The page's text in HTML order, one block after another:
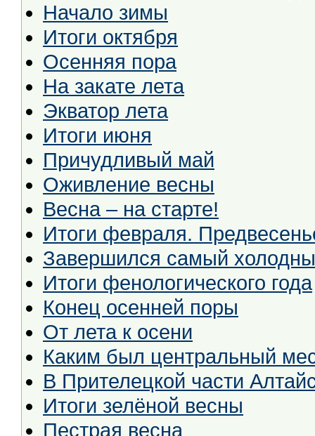
Начало зимы
Итоги октября
Осенняя пора
На закате лета
Экватор лета
Итоги июня
Причудливый май
Оживление весны
Весна – на старте!
Итоги февраля.
Завершился самый
Итоги фенологического года
Конец осенней поры
От лета к осени
Каким был центральный
В Прителецкой части
Итоги зелёной весны
Пестрая весна